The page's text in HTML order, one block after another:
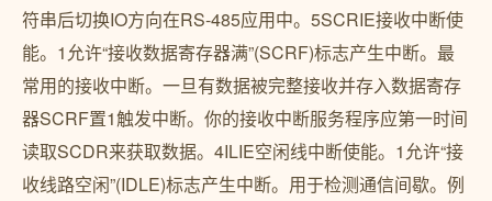
符串后切换IO方向在RS-485应用中。5SCRIE接收中断使
能。1允许“接收数据寄存器满”(SCRF)标志产生中断。最
常用的接收中断。一旦有数据被完整接收并存入数据寄存
器SCRF置1触发中断。你的接收中断服务程序应第一时间
读取SCDR来获取数据。4ILIE空闲线中断使能。1允许“接
收线路空闲”(IDLE)标志产生中断。用于检测通信间歇。例